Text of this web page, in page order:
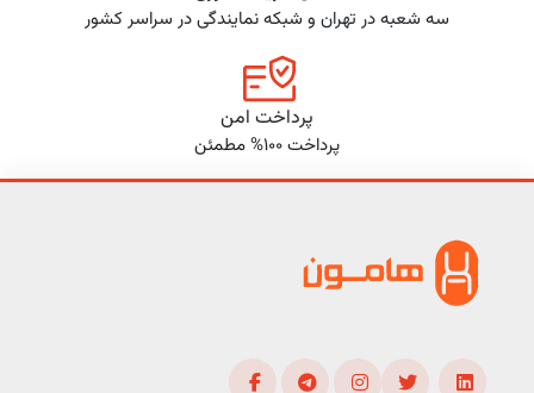
سه شعبه در تهران و شبکه نمایندگی در سراسر کشور
پرداخت امن
پرداخت 100% مطمئن